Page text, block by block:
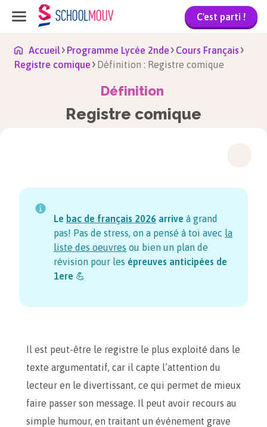
C'est parti !
Accueil Programme Lycée 2nde
Cours Français
Registre comique
Définition : Registre comique
Définition
Registre comique
Le bac de français 2026 arrive à grand
pas! Pas de stress, on a pensé à toi avec la
liste des oeuvres ou bien un plan de
révision pour les épreuves anticipées de
1ere 💪
Il est peut-être le registre le plus exploité dans le
texte argumentatif, car il capte l’attention du
lecteur en le divertissant, ce qui permet de mieux
faire passer son message. Il peut avoir recours au
simple humour, en traitant un événement grave